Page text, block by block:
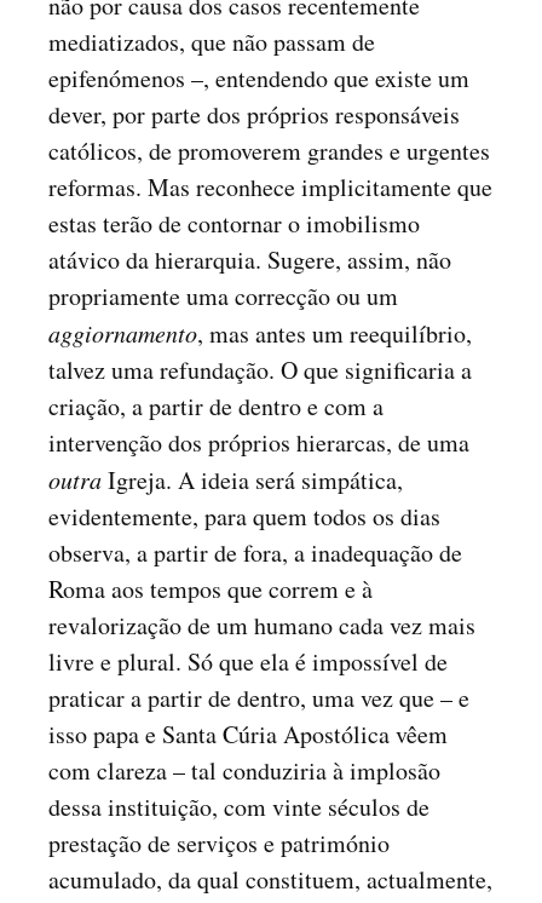
mediatizados, que não passam de
epifenómenos –, entendendo que existe um
dever, por parte dos próprios responsáveis
católicos, de promoverem grandes e urgentes
reformas. Mas reconhece implicitamente que
estas terão de contornar o imobilismo
atávico da hierarquia. Sugere, assim, não
propriamente uma correcção ou um
aggiornamento, mas antes um reequilíbrio,
talvez uma refundação. O que significaria a
criação, a partir de dentro e com a
intervenção dos próprios hierarcas, de uma
outraIgreja. A ideia será simpática,
evidentemente, para quem todos os dias
observa, a partir de fora, a inadequação de
Roma aos tempos que correm e à
revalorização de um humano cada vez mais
livre e plural. Só que ela é impossível de
praticar a partir de dentro, uma vez que – e
isso papa e Santa Cúria Apostólica vêem
com clareza – tal conduziria à implosão
dessa instituição, com vinte séculos de
prestação de serviços e património
acumulado, da qual constituem, actualmente,